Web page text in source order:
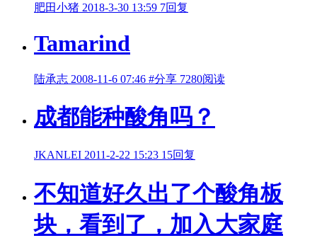
肥田小猪 2018-3-30 13:59 7回复
Tamarind
陆承志 2008-11-6 07:46 #分享 7280阅读
成都能种酸角吗？
JKANLEI 2011-2-22 15:23 15回复
不知道好久出了个酸角板
块，看到了，加入大家庭